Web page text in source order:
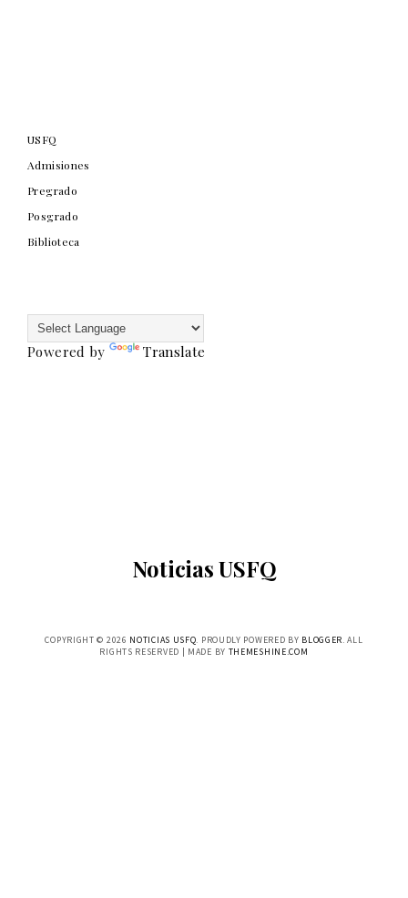
USFQ
Admisiones
Pregrado
Posgrado
Biblioteca
Powered by Translate
Noticias USFQ
COPYRIGHT © 2026 NOTICIAS USFQ. PROUDLY POWERED BY BLOGGER. ALL
RIGHTS RESERVED | MADE BY THEMESHINE.COM